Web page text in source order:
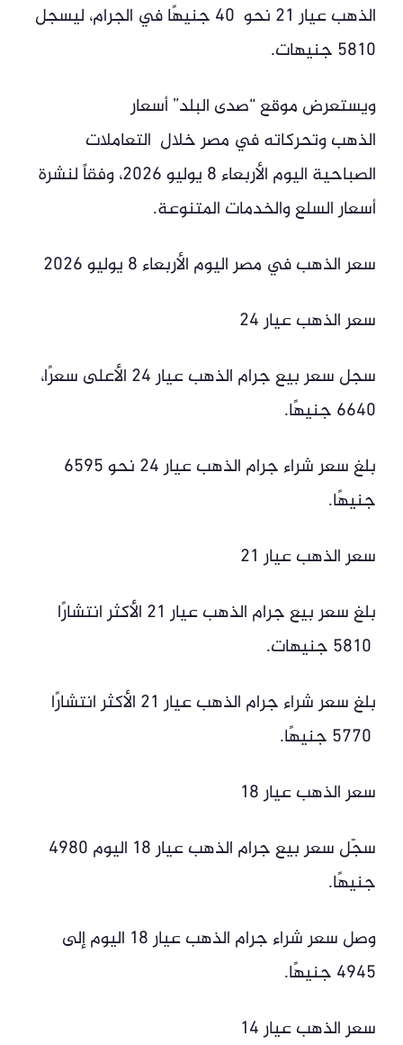
الذهب عيار 21 نحو 40 جنيهًا في الجرام، ليسجل
5810 جنيهات.
ويستعرض موقع “صدى البلد” أسعار
الذهب وتحركاته في مصر خلال التعاملات
الصباحية اليوم الأربعاء 8 يوليو 2026، وفقاً لنشرة
أسعار السلع والخدمات المتنوعة.
سعر الذهب في مصر اليوم الأربعاء 8 يوليو 2026
سعر الذهب عيار 24
سجل سعر بيع جرام الذهب عيار 24 الأعلى سعرًا،
6640 جنيهًا.
جنيهًا.
سعر الذهب عيار 21
بلغ سعر بيع جرام الذهب عيار 21 الأكثر انتشارًا
بلغ سعر شراء جرام الذهب عيار 21 الأكثر انتشارًا
سعر الذهب عيار 18
سجّل سعر بيع جرام الذهب عيار 18 اليوم 4980
جنيهًا.
وصل سعر شراء جرام الذهب عيار 18 اليوم إلى
4945 جنيهًا.
سعر الذهب عيار 14